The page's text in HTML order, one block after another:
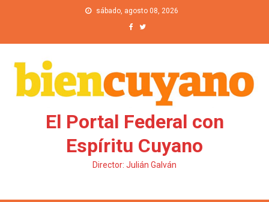
sábado, agosto 08, 2026
El Portal Federal con
Espíritu Cuyano
Director: Julián Galván